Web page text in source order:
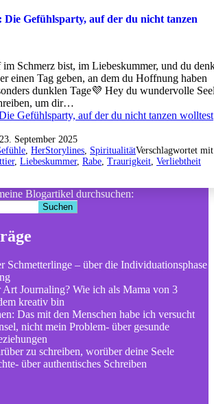
Die Gefühlsparty, auf der du nicht tanzen
Schmerz bist, im Liebeskummer, und du
einen Tag geben, an dem du Hoffnung haben
dunklen Tage💜 Hey du wundervolle
um dir…
Gefühlsparty, auf der du nicht tanzen wolltest
23. September 2025
HerStorylines SpiritualitätVerschlagwortet mit
, Liebeskummer, Rabe Traurigkeit Verliebtheit
Blogartikel durchsuchen:
Suchen
Schmetterlinge – über die Individuationsphase
Journaling? Wie ich als Mama von 3
kreativ bin
Das mit den Menschen habe ich versucht
nicht mein Problem- über gesunde
zu schreiben, worüber deine Seele
über authentisches Schreiben